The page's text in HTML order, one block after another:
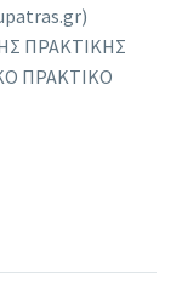
ΠΡΑΚΤΙΚΗΣ
ΠΡΑΚΤΙΚΟ